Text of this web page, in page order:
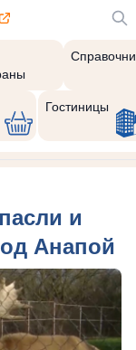
Гостиницы
и
Анапой